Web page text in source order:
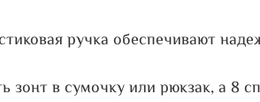
ручка обеспечивают
зонт в сумочку или рюкзак, а 8